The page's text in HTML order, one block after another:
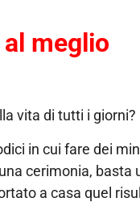
meglio
vita di tutti i giorni?
in cui fare dei
cerimonia, basta
a casa quel